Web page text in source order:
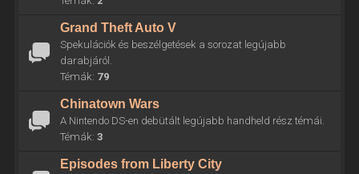
Grand Theft Auto V
Spekulációk és beszélgetések a sorozat legújabb
darabjáról.
Témák: 79
Chinatown Wars
A Nintendo DS-en debütált legújabb handheld rész témái.
Témák: 3
Episodes from Liberty City